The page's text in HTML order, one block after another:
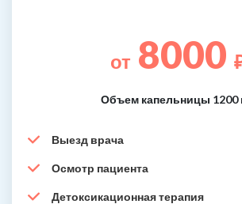
от 8000
Объем капельницы 1200
Выезд врача
Осмотр пациента
Детоксикационная терапия